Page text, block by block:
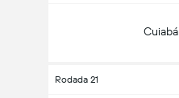
Cuiabá
Rodada 21